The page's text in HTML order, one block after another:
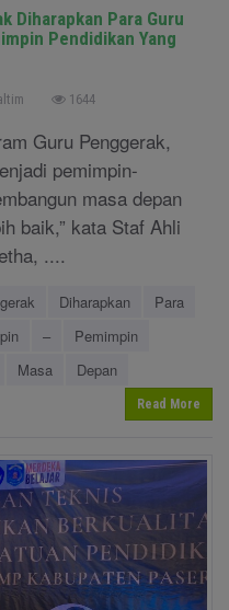
Diharapkan Para Guru
Pendidikan Yang
1644
Guru Penggerak,
pemimpin-
masa depan
baik,” kata Staf Ahli
....
Diharapkan
Para
–
Pemimpin
Masa Depan
Read More